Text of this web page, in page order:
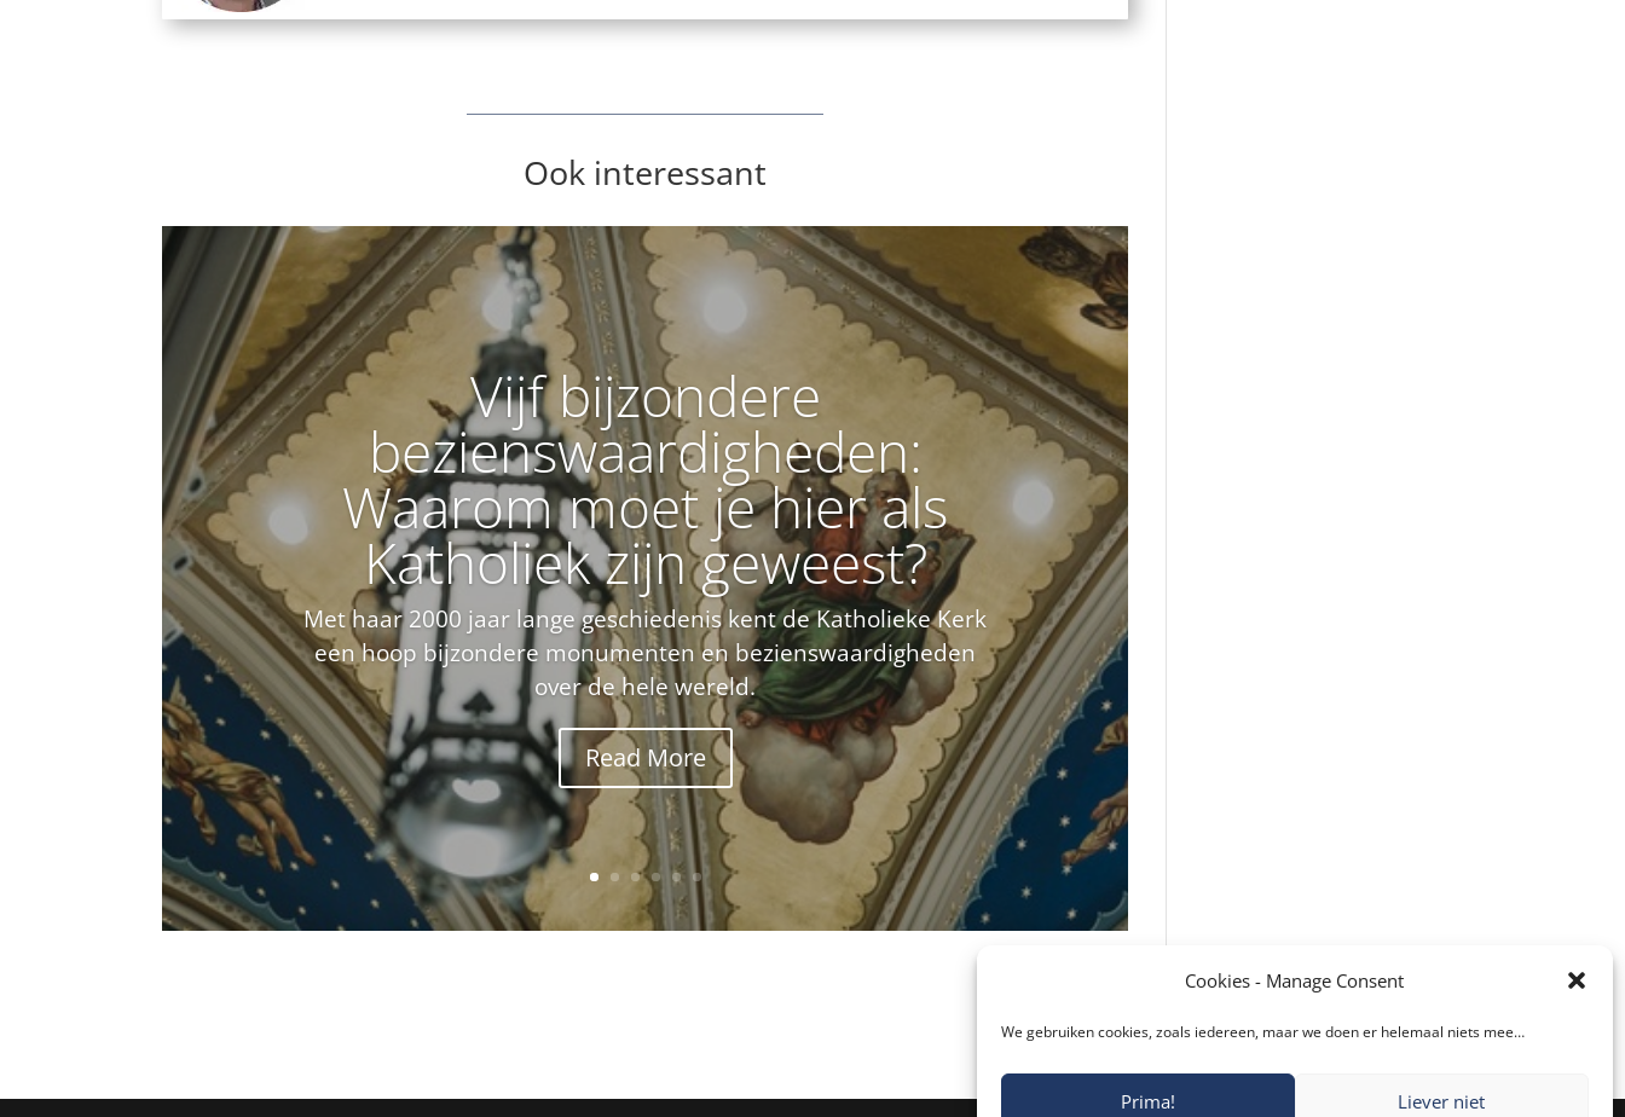
Cookies - Manage Consent
We gebruiken cookies, zoals iedereen, maar we doen er helemaal niets mee…
Prima! Liever niet
Ook interessant
Vijf bijzondere
bezienswaardigheden:
Waarom moet je hier als
Katholiek zijn geweest?
Met haar 2000 jaar lange geschiedenis kent de Katholieke Kerk
een hoop bijzondere monumenten en bezienswaardigheden
over de hele wereld.
Read More
Facebook
Blogger